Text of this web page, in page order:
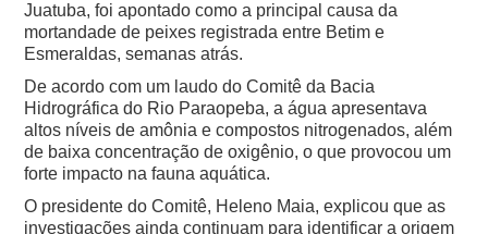
Juatuba, foi apontado como a principal causa da
mortandade de peixes registrada entre Betim e
Esmeraldas, semanas atrás.
De acordo com um laudo do Comitê da Bacia
Hidrográfica do Rio Paraopeba, a água apresentava
altos níveis de amônia e compostos nitrogenados, além
de baixa concentração de oxigênio, o que provocou um
forte impacto na fauna aquática.
O presidente do Comitê, Heleno Maia, explicou que as
investigações ainda continuam para identificar a origem